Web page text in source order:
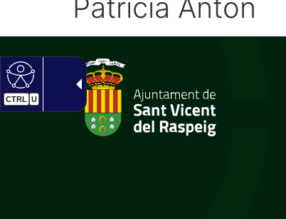
CTRL U
Patricia Antón